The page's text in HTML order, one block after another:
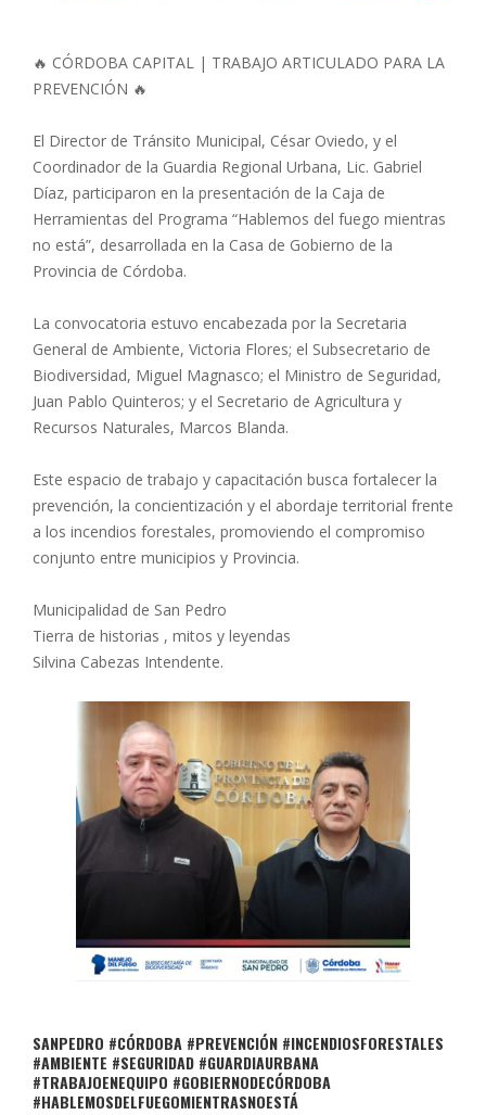
🔥 CÓRDOBA CAPITAL | TRABAJO ARTICULADO PARA LA
PREVENCIÓN 🔥
El Director de Tránsito Municipal, César Oviedo, y el
Coordinador de la Guardia Regional Urbana, Lic. Gabriel
Díaz, participaron en la presentación de la Caja de
Herramientas del Programa “Hablemos del fuego mientras
no está”, desarrollada en la Casa de Gobierno de la
Provincia de Córdoba.
La convocatoria estuvo encabezada por la Secretaria
General de Ambiente, Victoria Flores; el Subsecretario de
Biodiversidad, Miguel Magnasco; el Ministro de Seguridad,
Juan Pablo Quinteros; y el Secretario de Agricultura y
Recursos Naturales, Marcos Blanda.
Este espacio de trabajo y capacitación busca fortalecer la
prevención, la concientización y el abordaje territorial frente
a los incendios forestales, promoviendo el compromiso
conjunto entre municipios y Provincia.
Municipalidad de San Pedro
Tierra de historias , mitos y leyendas
Silvina Cabezas Intendente.
SANPEDRO #CÓRDOBA #PREVENCIÓN #INCENDIOSFORESTALES
#AMBIENTE #SEGURIDAD #GUARDIAURBANA
#TRABAJOENEQUIPO #GOBIERNODECÓRDOBA
#HABLEMOSDELFUEGOMIENTRASNOESTÁ